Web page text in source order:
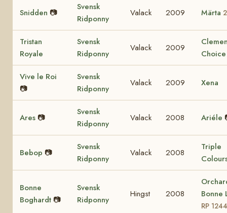
Snidden 📷
Svensk
Ridponny
Valack 2009 Märta
Tristan
Royale
Svensk
Ridponny
Valack 2009
Choice
Vive le Roi
📷
Svensk
Ridponny
Valack 2009 Xena
Ares 📷
Svensk
Ridponny
Valack 2008 Ariéle
Bebop 📷
Svensk
Ridponny
Valack 2008
Triple
Bonne
Boghardt 📷
Svensk
Ridponny
Hingst 2008
Bonne
RP